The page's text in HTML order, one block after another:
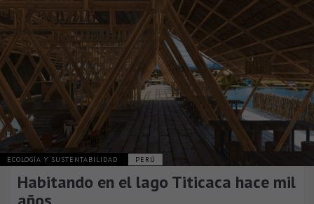
ECOLOGÍA Y SUSTENTABILIDAD PERÚ
Habitando en el lago Titicaca hace mil